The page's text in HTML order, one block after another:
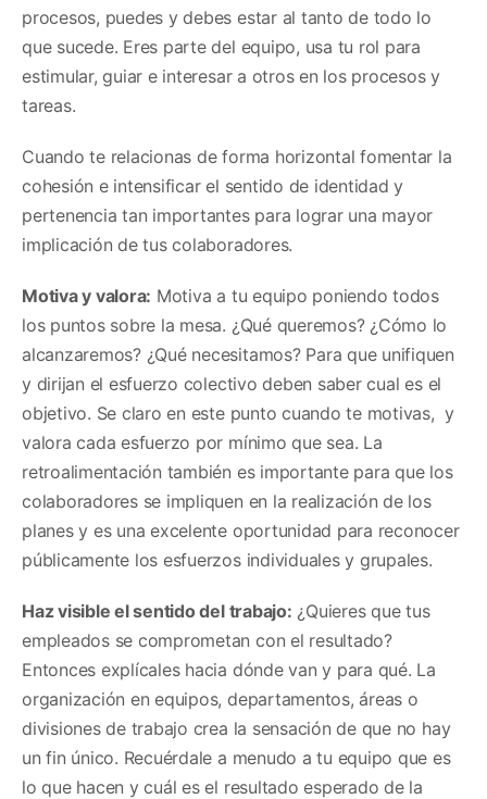
procesos, puedes y debes estar al tanto de todo lo
que sucede. Eres parte del equipo, usa tu rol para
estimular, guiar e interesar a otros en los procesos y
tareas.
Cuando te relacionas de forma horizontal fomentar la
cohesión e intensificar el sentido de identidad y
pertenencia tan importantes para lograr una mayor
implicación de tus colaboradores.
Motiva y valora: Motiva a tu equipo poniendo todos
los puntos sobre la mesa. ¿Qué queremos? ¿Cómo lo
alcanzaremos? ¿Qué necesitamos? Para que unifiquen
y dirijan el esfuerzo colectivo deben saber cual es el
objetivo. Se claro en este punto cuando te motivas, y
valora cada esfuerzo por mínimo que sea. La
retroalimentación también es importante para que los
colaboradores se impliquen en la realización de los
planes y es una excelente oportunidad para reconocer
públicamente los esfuerzos individuales y grupales.
Haz visible el sentido del trabajo: ¿Quieres que tus
empleados se comprometan con el resultado?
Entonces explícales hacia dónde van y para qué. La
organización en equipos, departamentos, áreas o
divisiones de trabajo crea la sensación de que no hay
un fin único. Recuérdale a menudo a tu equipo que es
lo que hacen y cuál es el resultado esperado de la